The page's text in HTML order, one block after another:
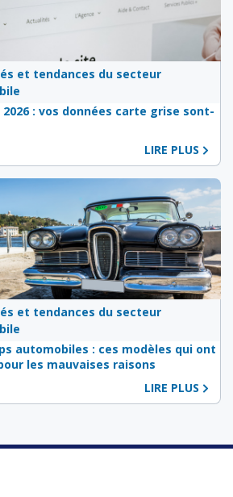
et tendances du secteur
: vos données carte grise sont-
LIRE PLUS
et tendances du secteur
automobiles : ces modèles qui ont
les mauvaises raisons
LIRE PLUS